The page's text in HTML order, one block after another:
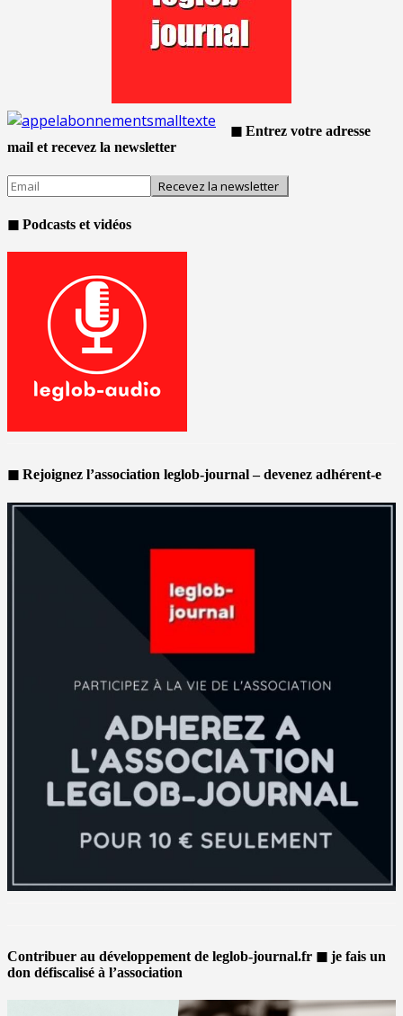
◼ Entrez votre adresse
mail et recevez la newsletter
◼ Podcasts et vidéos
◼ Rejoignez l’association leglob-journal – devenez adhérent-e
Contribuer au développement de leglob-journal.fr ◼ je fais un
don défiscalisé à l’association